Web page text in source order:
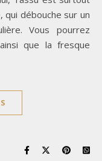
qui débouche sur un
Vous pourrez
que la fresque